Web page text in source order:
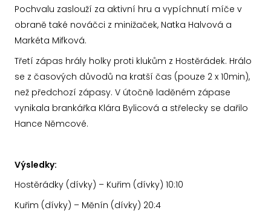
Pochvalu zaslouží za aktivní hru a vypíchnutí míče v
obraně také nováčci z minižaček, Natka Halvová a
Markéta Mifková.
Třetí zápas hrály holky proti klukům z Hostěrádek. Hrálo
se z časových důvodů na kratší čas (pouze 2 x 10min),
než předchozí zápasy. V útočně laděném zápase
vynikala brankářka Klára Bylicová a střelecky se dařilo
Hance Němcové.
Výsledky:
Hostěrádky (dívky) – Kuřim (dívky) 10:10
Kuřim (dívky) – Měnín (dívky) 20:4